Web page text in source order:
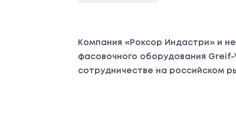
Компания «Роксор Индастри» и
фасовочного оборудования
сотрудничестве на российском